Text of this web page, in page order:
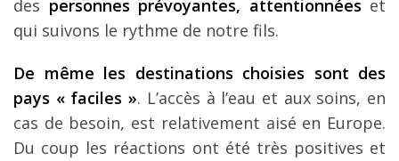
des personnes prévoyantes, attentionnées et
qui suivons le rythme de notre fils.
De même les destinations choisies sont des
pays « faciles ». L’accès à l’eau et aux soins, en
cas de besoin, est relativement aisé en Europe.
Du coup les réactions ont été très positives et